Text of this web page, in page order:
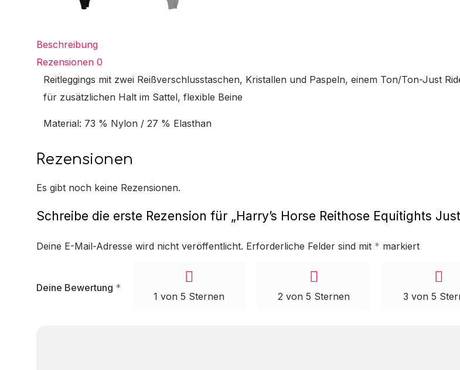
Beschreibung
Rezensionen 0
Reitleggings mit zwei Reißverschlusstaschen, Kristallen und Paspeln, einem Ton/Ton-Just
für zusätzlichen Halt im Sattel, flexible Beine
Material: 73 % Nylon / 27 % Elasthan
Rezensionen
Es gibt noch keine Rezensionen.
Schreibe die erste Rezension für „Harry’s Horse Reithose Equitights
Deine E-Mail-Adresse wird nicht veröffentlicht. Erforderliche Felder sind mit * markiert
Deine Bewertung *
1 von 5 Sternen 2 von 5 Sternen 3 von 5